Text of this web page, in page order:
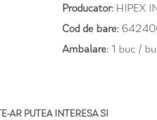
Producator: HIPEX
Cod de bare:
Ambalare: 1 buc /
AR PUTEA INTERESA SI